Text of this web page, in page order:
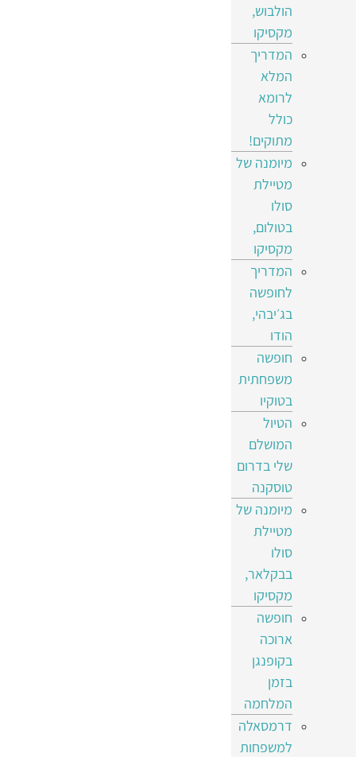
הולבוש,
מקסיקו
המדריך
המלא
לרומא
כולל
מתוקים!
מיומנה של
מטיילת
סולו
בטולום,
מקסיקו
המדריך
לחופשה
בג׳יבהי,
הודו
חופשה
משפחתית
בטוקיו
הטיול
המושלם
שלי בדרום
טוסקנה
מיומנה של
מטיילת
סולו
בבקלאר,
מקסיקו
חופשה
ארוכה
בקופנגן
בזמן
המלחמה
דרמסאלה
למשפחות